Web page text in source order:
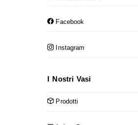
Facebook
Instagram
I Nostri Vasi
Prodotti